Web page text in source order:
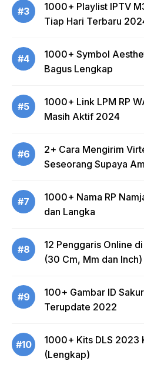
#3
1000+ Playlist IPTV
Tiap Hari Terbaru
#4
1000+ Symbol
Bagus Lengkap
#5
1000+ Link LPM RP
Masih Aktif 2024
#6
2+ Cara Mengirim
Seseorang Supaya
#7
1000+ Nama RP
dan Langka
#8
12 Penggaris Online
(30 Cm, Mm dan Inch)
#9
100+ Gambar ID
Terupdate 2022
#10
1000+ Kits DLS 2023
(Lengkap)